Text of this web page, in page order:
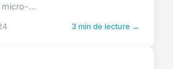
...
3 min de lecture →